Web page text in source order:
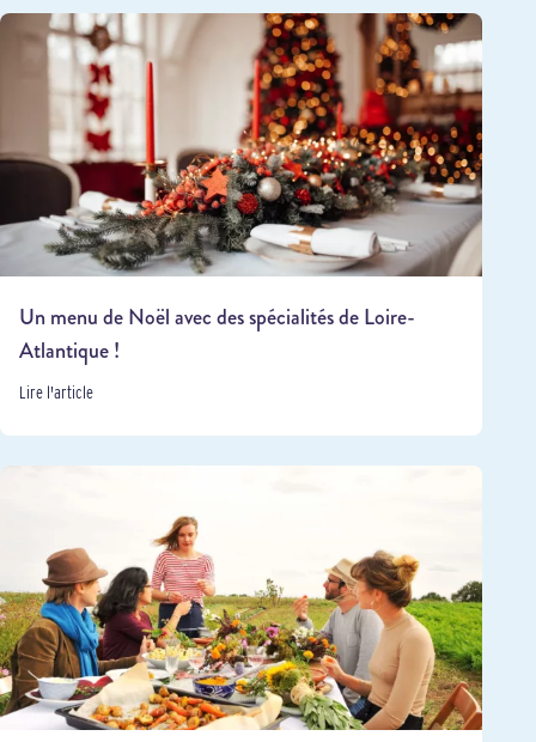
Un menu de Noël avec des spécialités de Loire-
Atlantique !
Lire l'article